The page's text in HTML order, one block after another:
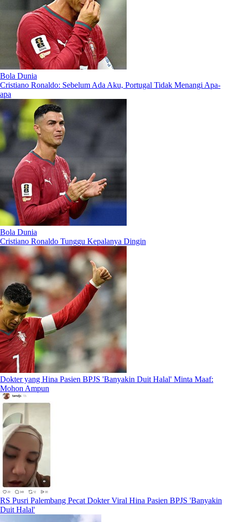
Bola Dunia
Cristiano Ronaldo: Sebelum Ada Aku, Portugal Tidak Menangi Apa-
apa
Bola Dunia
Cristiano Ronaldo Tunggu Kepalanya Dingin
Dokter yang Hina Pasien BPJS 'Banyakin Duit Halal' Minta Maaf:
Mohon Ampun
RS Pusri Palembang Pecat Dokter Viral Hina Pasien BPJS 'Banyakin
Duit Halal'